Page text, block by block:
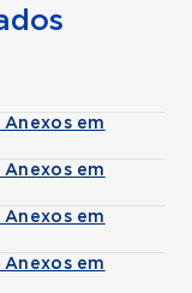
em
em
em
em